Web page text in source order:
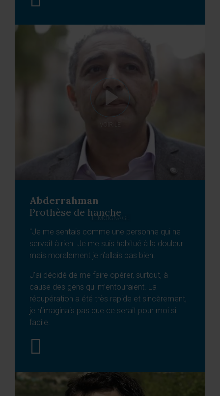
Abderrahman
Prothèse de hanche
"Je me sentais comme une personne qui ne
servait à rien. Je me suis habitué à la douleur
mais moralement je n’allais pas bien.
J’ai décidé de me faire opérer, surtout, à
cause des gens qui m’entouraient. La
récupération a été très rapide et sincèrement,
je n’imaginais pas que ce serait pour moi si
facile.
TÉMOIGNAGE